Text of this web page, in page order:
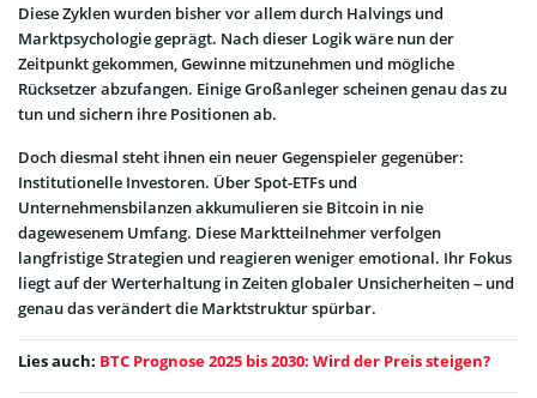
Diese Zyklen wurden bisher vor allem durch Halvings und
Marktpsychologie geprägt. Nach dieser Logik wäre nun der
Zeitpunkt gekommen, Gewinne mitzunehmen und mögliche
Rücksetzer abzufangen. Einige Großanleger scheinen genau das zu
tun und sichern ihre Positionen ab.
Doch diesmal steht ihnen ein neuer Gegenspieler gegenüber:
Institutionelle Investoren. Über Spot-ETFs und
Unternehmensbilanzen akkumulieren sie Bitcoin in nie
dagewesenem Umfang. Diese Marktteilnehmer verfolgen
langfristige Strategien und reagieren weniger emotional. Ihr Fokus
liegt auf der Werterhaltung in Zeiten globaler Unsicherheiten – und
genau das verändert die Marktstruktur spürbar.
Lies auch: BTC Prognose 2025 bis 2030: Wird der Preis steigen?